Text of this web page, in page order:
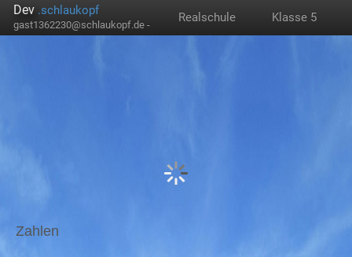
Dev .schlaukopf
gast1362230@schlaukopf.de -
Realschule Klasse 5
Zahlen